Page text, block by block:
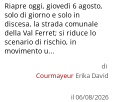
Courmayeur
di
Erika David
il 06/08/2026
Riapre oggi, giovedì 6 agosto,
solo di giorno e solo in
discesa, la strada comunale
della Val Ferret; si riduce lo
scenario di rischio, in
movimento u...